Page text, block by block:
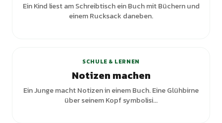
Ein Kind liest am Schreibtisch ein Buch mit Büchern und
einem Rucksack daneben.
SCHULE & LERNEN
Notizen machen
Ein Junge macht Notizen in einem Buch. Eine Glühbirne
über seinem Kopf symbolisi...